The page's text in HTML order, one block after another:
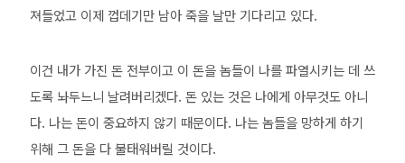
져들었고 이제 껍데기만 남아 죽을 날만 기다리고 있다.
이건 내가 가진 돈 전부이고 이 돈을 놈들이 나를 파열시키는 데 쓰
도록 놔두느니 날려버리겠다. 돈 있는 것은 나에게 아무것도 아니
다. 나는 돈이 중요하지 않기 때문이다. 나는 놈들을 망하게 하기
위해 그 돈을 다 불태워버릴 것이다.